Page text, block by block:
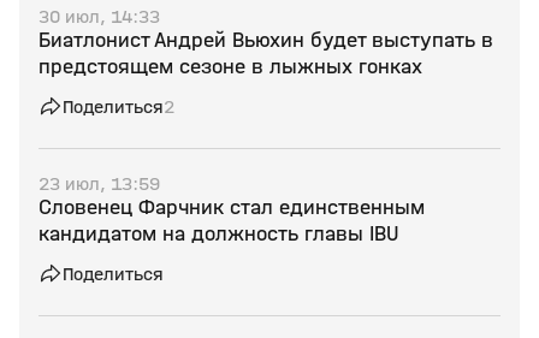
30 июл, 14:33
Биатлонист Андрей Вьюхин будет выступать в
предстоящем сезоне в лыжных гонках
Поделиться2
23 июл, 13:59
Словенец Фарчник стал единственным
кандидатом на должность главы IBU
Поделиться